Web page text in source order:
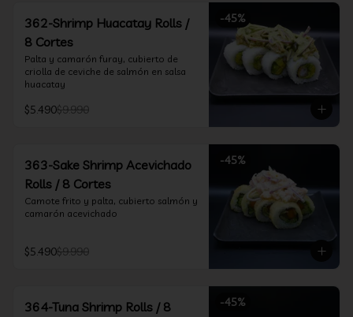
-45%
362-Shrimp Huacatay Rolls /
8 Cortes
Palta y camarón furay, cubierto de
criolla de ceviche de salmón en salsa
huacatay
$5.490$9.990
-45%
363-Sake Shrimp Acevichado
Rolls / 8 Cortes
Camote frito y palta, cubierto salmón y
camarón acevichado
$5.490$9.990
-45%
364-Tuna Shrimp Rolls / 8